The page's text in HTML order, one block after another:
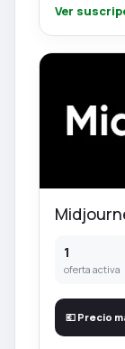
Ver
1
oferta activa
💶 Precio